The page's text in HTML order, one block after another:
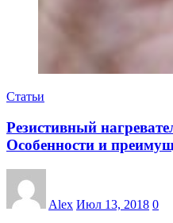
Статьи
Резистивный
Особенности и
Alex Июл 13, 2018 0